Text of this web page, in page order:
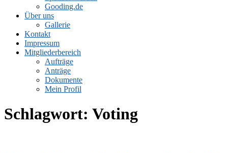
Gooding.de
Über uns
Gallerie
Kontakt
Impressum
Mitgliederbereich
Aufträge
Anträge
Dokumente
Mein Profil
Schlagwort: Voting